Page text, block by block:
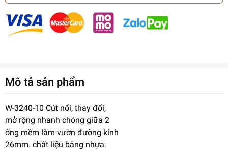
Mô tả sản phẩm
W-3240-10 Cút nối, thay đổi,
mở rộng nhanh chóng giữa 2
ống mềm làm vườn đường kính
26mm. chất liệu bằng nhựa.